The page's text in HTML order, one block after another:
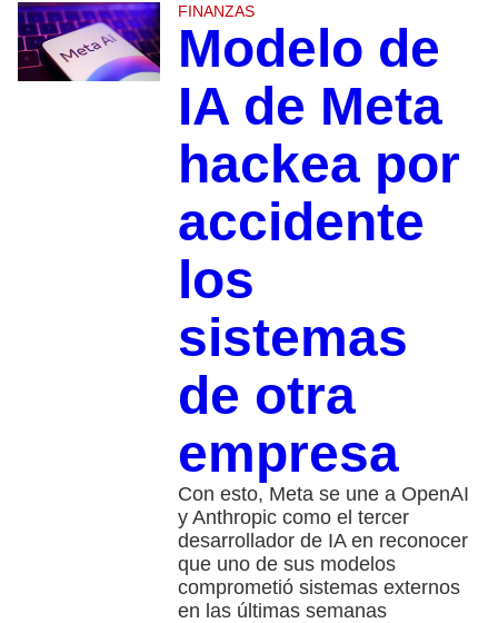
FINANZAS
Modelo de
IA de Meta
hackea por
accidente
los
sistemas
de otra
empresa
Con esto, Meta se une a OpenAI
y Anthropic como el tercer
desarrollador de IA en reconocer
que uno de sus modelos
comprometió sistemas externos
en las últimas semanas